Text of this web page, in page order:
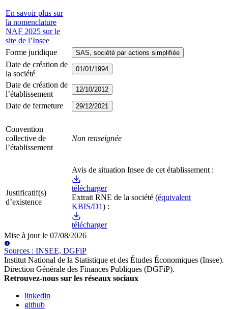
En savoir plus sur
la nomenclature
NAF 2025 sur le
site de l’Insee
Forme juridique SAS, société par actions simplifiée
Date de création de
la société
01/01/1994
Date de création de
l’établissement
12/10/2012
Date de fermeture 29/12/2021
Convention
collective de
l’établissement
Non renseignée
Justificatif(s)
d’existence
Avis de situation Insee de cet établissement :
télécharger
Extrait RNE de la société (équivalent
KBIS/D1) :
télécharger
Mise à jour le 07/08/2026
Sources : INSEE, DGFiP
Institut National de la Statistique et des Études Économiques (Insee).
Direction Générale des Finances Publiques (DGFiP).
Retrouvez-nous sur les réseaux sociaux
linkedin
github